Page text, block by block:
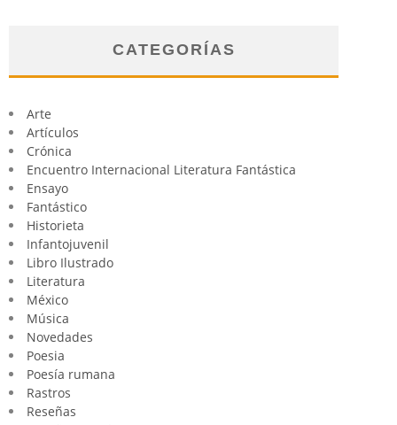
CATEGORÍAS
Arte
Artículos
Crónica
Encuentro Internacional Literatura Fantástica
Ensayo
Fantástico
Historieta
Infantojuvenil
Libro Ilustrado
Literatura
México
Música
Novedades
Poesia
Poesía rumana
Rastros
Reseñas